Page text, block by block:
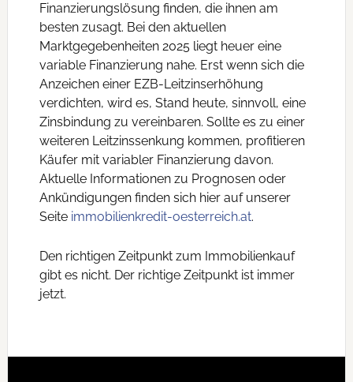
Finanzierungslösung finden, die ihnen am
besten zusagt. Bei den aktuellen
Marktgegebenheiten 2025 liegt heuer eine
variable Finanzierung nahe. Erst wenn sich die
Anzeichen einer EZB-Leitzinserhöhung
verdichten, wird es, Stand heute, sinnvoll, eine
Zinsbindung zu vereinbaren. Sollte es zu einer
weiteren Leitzinssenkung kommen, profitieren
Käufer mit variabler Finanzierung davon.
Aktuelle Informationen zu Prognosen oder
Ankündigungen finden sich hier auf unserer
Seite immobilienkredit-oesterreich.at.
Den richtigen Zeitpunkt zum Immobilienkauf
gibt es nicht. Der richtige Zeitpunkt ist immer
jetzt.